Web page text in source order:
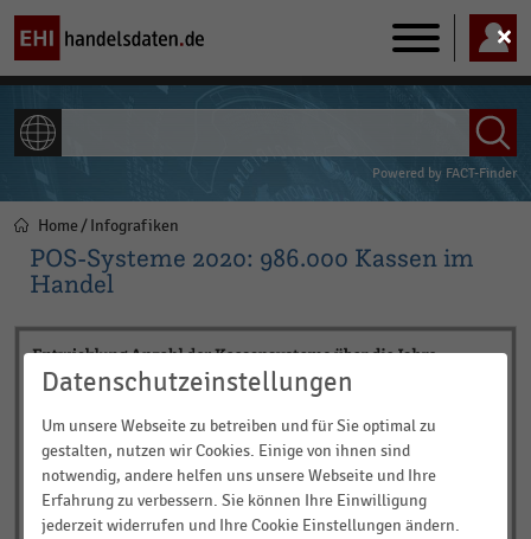
Main
navigation
Powered by FACT-Finder
Pfadnavigation
Home Infografiken
POS-Systeme 2020: 986.000 Kassen im
Handel
Datenschutzeinstellungen
Um unsere Webseite zu betreiben und für Sie optimal zu
gestalten, nutzen wir Cookies. Einige von ihnen sind
notwendig, andere helfen uns unsere Webseite und Ihre
Erfahrung zu verbessern. Sie können Ihre Einwilligung
jederzeit widerrufen und Ihre Cookie Einstellungen ändern.